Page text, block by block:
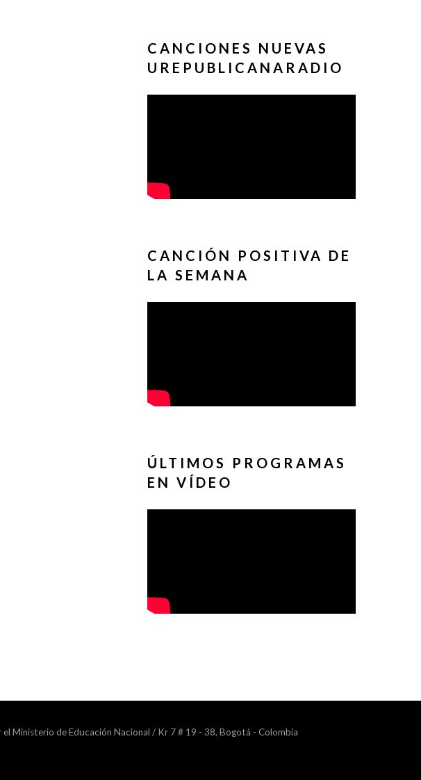
CANCIONES NUEVAS
UREPUBLICANARADIO
CANCIÓN POSITIVA DE
LA SEMANA
ÚLTIMOS PROGRAMAS
EN VÍDEO
Ministerio de Educación Nacional / Kr 7 # 19 - 38, Bogotá - Colombia